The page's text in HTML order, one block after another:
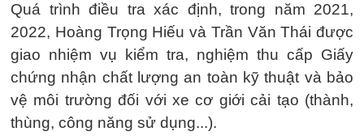
Quá trình điều tra xác định, trong năm 2021,
2022, Hoàng Trọng Hiếu và Trần Văn Thái được
giao nhiệm vụ kiểm tra, nghiệm thu cấp Giấy
chứng nhận chất lượng an toàn kỹ thuật và bảo
vệ môi trường đối với xe cơ giới cải tạo (thành,
thùng, công năng sử dụng...).